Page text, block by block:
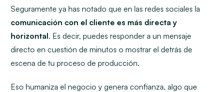
Seguramente ya has notado que en las redes sociales la
comunicación con el cliente es más directa y
horizontal. Es decir, puedes responder a un mensaje
directo en cuestión de minutos o mostrar el detrás de
escena de tu proceso de producción.
Eso humaniza el negocio y genera confianza, algo que